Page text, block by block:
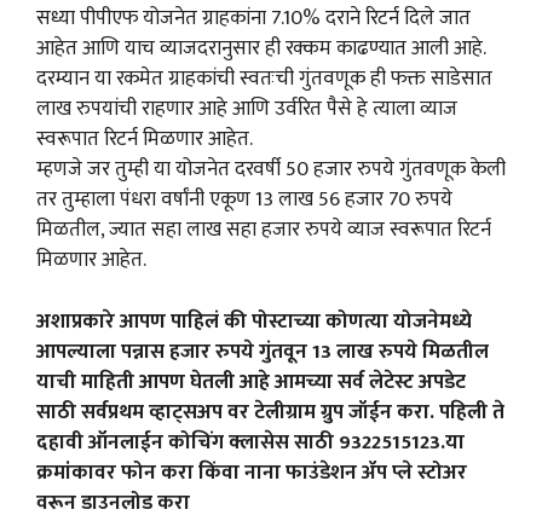
सध्या पीपीएफ योजनेत ग्राहकांना 7.10% दराने रिटर्न दिले जात
आहेत आणि याच व्याजदरानुसार ही रक्कम काढण्यात आली आहे.
दरम्यान या रकमेत ग्राहकांची स्वतःची गुंतवणूक ही फक्त साडेसात
लाख रुपयांची राहणार आहे आणि उर्वरित पैसे हे त्याला व्याज
स्वरूपात रिटर्न मिळणार आहेत.
म्हणजे जर तुम्ही या योजनेत दरवर्षी 50 हजार रुपये गुंतवणूक केली
तर तुम्हाला पंधरा वर्षांनी एकूण 13 लाख 56 हजार 70 रुपये
मिळतील, ज्यात सहा लाख सहा हजार रुपये व्याज स्वरूपात रिटर्न
मिळणार आहेत.
अशाप्रकारे आपण पाहिलं की पोस्टाच्या कोणत्या योजनेमध्ये
आपल्याला पन्नास हजार रुपये गुंतवून 13 लाख रुपये मिळतील
याची माहिती आपण घेतली आहे आमच्या सर्व लेटेस्ट अपडेट
साठी सर्वप्रथम व्हाट्सअप वर टेलीग्राम ग्रुप जॉईन करा. पहिली ते
दहावी ऑनलाईन कोचिंग क्लासेस साठी 9322515123.या
क्रमांकावर फोन करा किंवा नाना फाउंडेशन ॲप प्ले स्टोअर
वरून डाउनलोड करा